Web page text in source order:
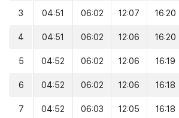
3 04:51 06:02 12:07 16:20
4 04:51 06:02 12:06 16:20
5 04:52 06:02 12:06 16:19
6 04:52 06:02 12:06 16:18
7 04:52 06:03 12:05 16:18